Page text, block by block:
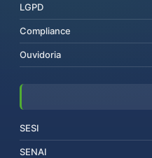
LGPD
Compliance
Ouvidoria
SESI
SENAI